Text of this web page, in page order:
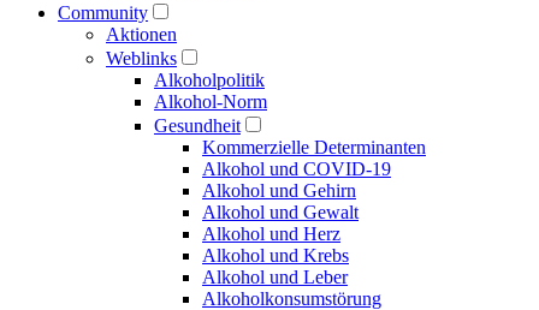
Community
Aktionen
Weblinks
Alkoholpolitik
Alkohol-Norm
Gesundheit
Kommerzielle Determinanten
Alkohol und COVID-19
Alkohol und Gehirn
Alkohol und Gewalt
Alkohol und Herz
Alkohol und Krebs
Alkohol und Leber
Alkoholkonsumstörung